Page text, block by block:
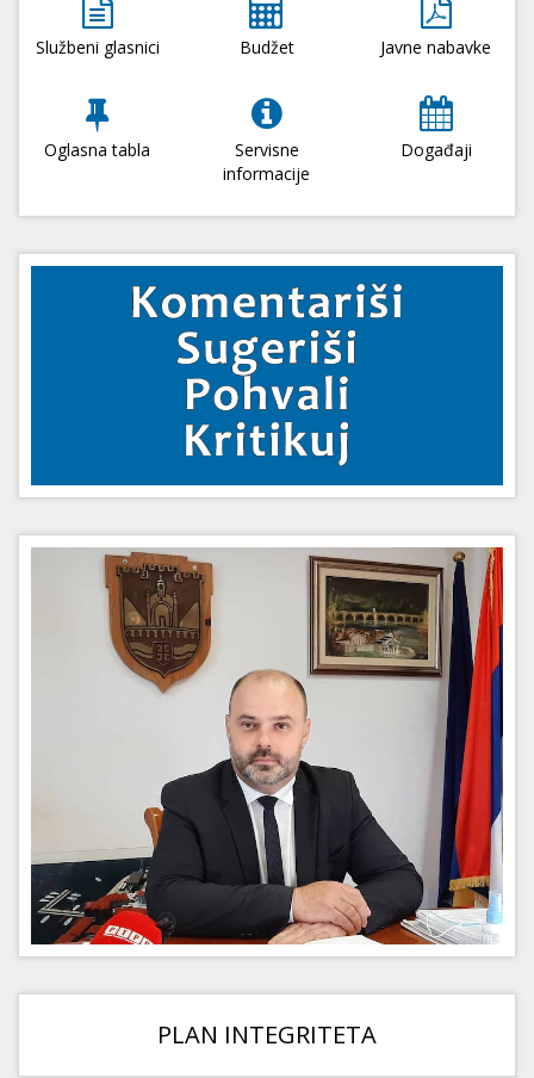
Službeni glasnici Budžet Javne nabavke
Oglasna tabla
Servisne
informacije
Događaji
PLAN INTEGRITETA